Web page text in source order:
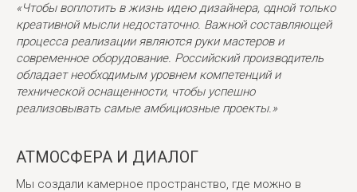
«Чтобы воплотить в жизнь идею дизайнера, одной только
креативной мысли недостаточно. Важной составляющей
процесса реализации являются руки мастеров и
современное оборудование. Российский производитель
обладает необходимым уровнем компетенций и
технической оснащенности, чтобы успешно
реализовывать самые амбициозные проекты.»
АТМОСФЕРА И ДИАЛОГ
Мы создали камерное пространство, где можно в